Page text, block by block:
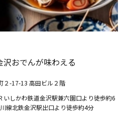
おでんが味わえる
２-17-13 高田ビル２階
いしかわ鉄道金沢駅兼六園口より徒歩約6
線北鉄金沢駅出口より徒歩約4分